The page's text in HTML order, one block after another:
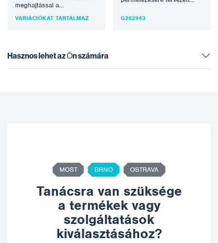
meghajtással a
kétkomponensű oldószeres
VARIÁCIÓKAT TARTALMAZ
egyetlen olyan rendszer,…
G262943
Hasznos lehet az Ön számára
MOST BRNO OSTRAVA
Tanácsra van szüksége
a termékek vagy
szolgáltatások
kiválasztásához?